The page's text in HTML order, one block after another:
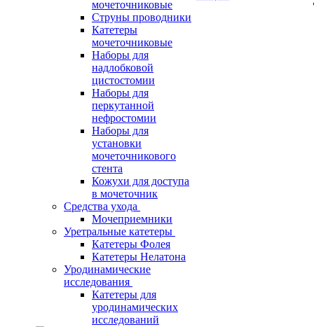
мочеточниковые
Струны проводники
Катетеры
мочеточниковые
Наборы для
надлобковой
цистостомии
Наборы для
перкутанной
нефростомии
Наборы для
установки
мочеточникового
стента
Кожухи для доступа
в мочеточник
Средства ухода
Мочеприемники
Уретральные катетеры
Катетеры Фолея
Катетеры Нелатона
Уродинамические
исследования
Катетеры для
уродинамических
исследований